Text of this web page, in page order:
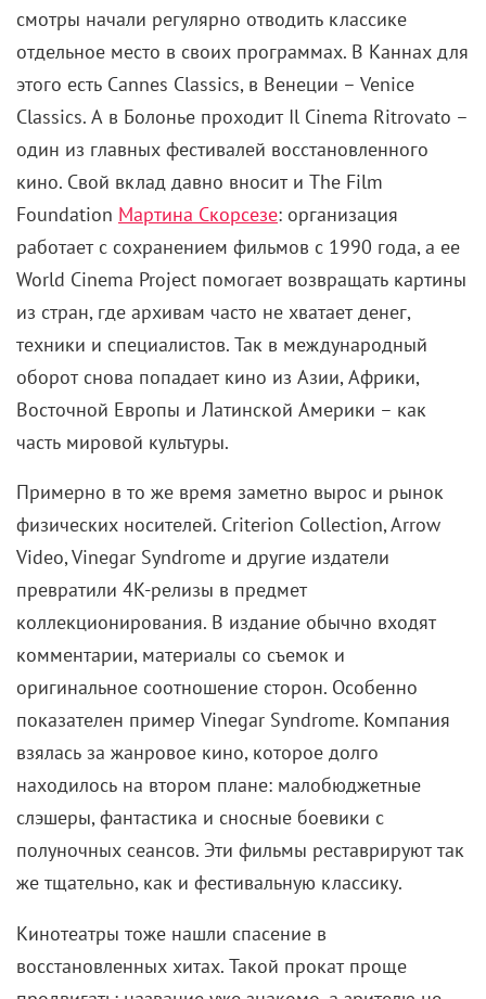
смотры начали регулярно отводить классике
отдельное место в своих программах. В Каннах для
этого есть Cannes Classics, в Венеции – Venice
Classics. А в Болонье проходит Il Cinema Ritrovato –
один из главных фестивалей восстановленного
кино. Свой вклад давно вносит и The Film
Foundation Мартина Скорсезе: организация
работает с сохранением фильмов с 1990 года, а ее
World Cinema Project помогает возвращать картины
из стран, где архивам часто не хватает денег,
техники и специалистов. Так в международный
оборот снова попадает кино из Азии, Африки,
Восточной Европы и Латинской Америки – как
часть мировой культуры.
Примерно в то же время заметно вырос и рынок
физических носителей. Criterion Collection, Arrow
Video, Vinegar Syndrome и другие издатели
превратили 4K-релизы в предмет
коллекционирования. В издание обычно входят
комментарии, материалы со съемок и
оригинальное соотношение сторон. Особенно
показателен пример Vinegar Syndrome. Компания
взялась за жанровое кино, которое долго
находилось на втором плане: малобюджетные
слэшеры, фантастика и сносные боевики с
полуночных сеансов. Эти фильмы реставрируют так
же тщательно, как и фестивальную классику.
Кинотеатры тоже нашли спасение в
восстановленных хитах. Такой прокат проще